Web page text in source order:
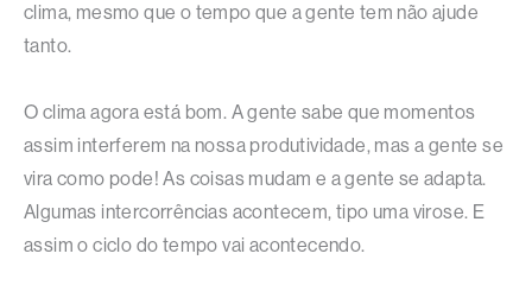
clima, mesmo que o tempo que a gente tem não ajude
tanto.
O clima agora está bom. A gente sabe que momentos
assim interferem na nossa produtividade, mas a gente se
vira como pode! As coisas mudam e a gente se adapta.
Algumas intercorrências acontecem, tipo uma virose. E
assim o ciclo do tempo vai acontecendo.